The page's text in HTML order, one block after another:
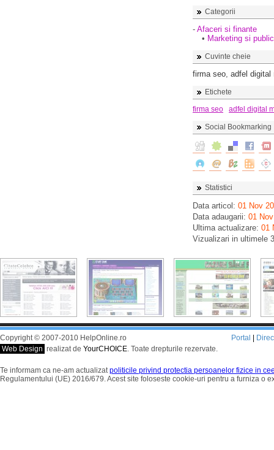
Categorii
- Afaceri si finante
• Marketing si
Cuvinte cheie
firma seo, adfel digital
Etichete
firma seo
adfel digital
Social Bookmarking
Statistici
Data articol: 01 Nov
Data adaugarii: 01
Ultima actualizare: 01
Vizualizari in ultimele
Copyright © 2007-2010 HelpOnline.ro
Web Design realizat de YourCHOICE. Toate drepturile rezervate.
Portal
Te informam ca ne-am actualizatpoliticile privind protectia persoanelor fizice in
Regulamentului (UE) 2016/679. Acest site foloseste cookie-uri pentru a furniza o